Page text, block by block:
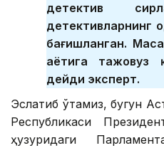
детектив
детективларнинг
бағишланган.
ҳаётига тажовуз
дейди эксперт.
Эслатиб ўтамиз, бугун
Республикаси
ҳузуридаги